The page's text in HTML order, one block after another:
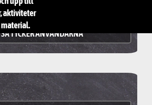
aktiviteter
SÅ TYCKER ANVÄNDARNA